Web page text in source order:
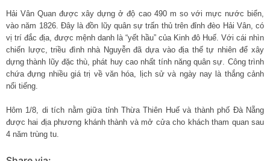
Hải Vân Quan được xây dựng ở độ cao 490 m so với mực nước biển,
vào năm 1826. Đây là đồn lũy quân sự trấn thủ trên đỉnh đèo Hải Vân, có
vị trí đắc địa, được mệnh danh là “yết hầu” của Kinh đô Huế. Với cái nhìn
chiến lược, triều đình nhà Nguyễn đã dựa vào địa thế tự nhiên để xây
dựng thành lũy đặc thù, phát huy cao nhất tính năng quân sự. Công trình
chứa đựng nhiều giá trị về văn hóa, lịch sử và ngày nay là thắng cảnh
nổi tiếng.
Hôm 1/8, di tích nằm giữa tỉnh Thừa Thiên Huế và thành phố Đà Nẵng
được hai địa phương khánh thành và mở cửa cho khách tham quan sau
4 năm trùng tu.